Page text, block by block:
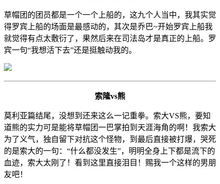
草帽团的团员都是一个一个上船的，这九个人当中，我其实觉
得罗宾上船的场面是最感动的，其次是乔巴~开始罗宾上船我
就觉得有点太敷衍了，果然后来在司法岛才是真正的上船。罗
宾一句“我想活下去”还是挺触动我的。
索隆vs熊
莫利亚篇结尾，没想到还来这么一记重拳。索大VS熊，要知
道熊的实力可是能将草帽团一巴掌拍到天涯海角的啊！我索大
为了义气，独自留下对抗这个怪物，到最后直接被打爆，哭死
的是索大的一句：“什么都没发生”，明明全身上下都是流下的
血迹，索大太刚了！看到这里直接泪目！赐我一个这样的男朋
友吧！